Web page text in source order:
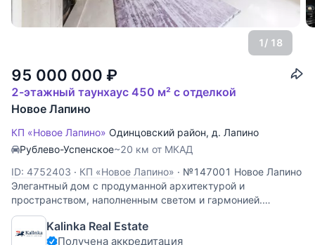
1/ 18
95 000 000 ₽
2-этажный таунхаус 450 м² с отделкой
Новое Лапино
КП «Новое Лапино» Одинцовский район, д. Лапино
Рублево-Успенское~20 км от МКАД
ID: 4752403 · КП «Новое Лапино» · №147001 Новое Лапино
Элегантный дом с продуманной архитектурой и
пространством, наполненным светом и гармонией.
Граничит только с одним соседом, обеспечивая
приватность и тишину. В отделке использованы
натуральные материалы и светлая цветовая
Kalinka Real Estate
Получена аккредитация